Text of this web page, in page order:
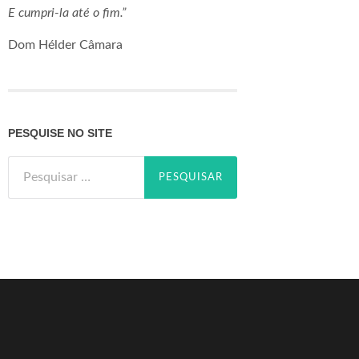
E cumpri-la até o fim.”
Dom Hélder Câmara
PESQUISE NO SITE
por: